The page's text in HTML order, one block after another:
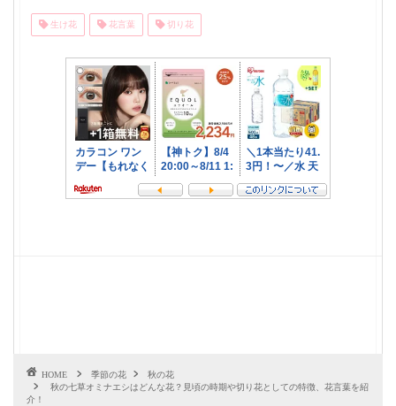
生け花 花言葉 切り花
HOME 季節の花
秋の花
秋の七草オミナエシはどんな花？見頃の時期や切り花としての特徴、花言葉を紹
介！